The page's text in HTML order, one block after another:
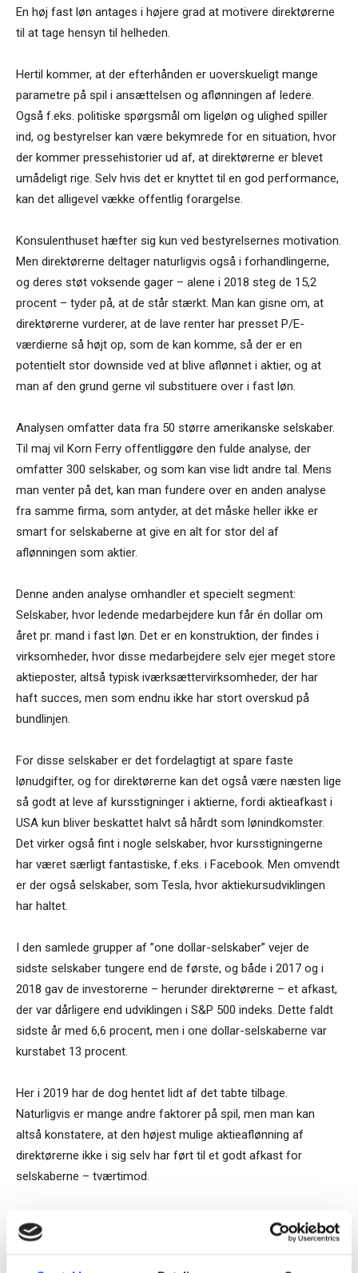
En høj fast løn antages i højere grad at motivere direktørerne
til at tage hensyn til helheden.
Hertil kommer, at der efterhånden er uoverskueligt mange
parametre på spil i ansættelsen og aflønningen af ledere.
Også f.eks. politiske spørgsmål om ligeløn og ulighed spiller
ind, og bestyrelser kan være bekymrede for en situation, hvor
der kommer pressehistorier ud af, at direktørerne er blevet
umådeligt rige. Selv hvis det er knyttet til en god performance,
kan det alligevel vække offentlig forargelse.
Konsulenthuset hæfter sig kun ved bestyrelsernes motivation.
Men direktørerne deltager naturligvis også i forhandlingerne,
og deres støt voksende gager – alene i 2018 steg de 15,2
procent – tyder på, at de står stærkt. Man kan gisne om, at
direktørerne vurderer, at de lave renter har presset P/E-
værdierne så højt op, som de kan komme, så der er en
potentielt stor downside ved at blive aflønnet i aktier, og at
man af den grund gerne vil substituere over i fast løn.
Analysen omfatter data fra 50 større amerikanske selskaber.
Til maj vil Korn Ferry offentliggøre den fulde analyse, der
omfatter 300 selskaber, og som kan vise lidt andre tal. Mens
man venter på det, kan man fundere over en anden analyse
fra samme firma, som antyder, at det måske heller ikke er
smart for selskaberne at give en alt for stor del af
aflønningen som aktier.
Denne anden analyse omhandler et specielt segment:
Selskaber, hvor ledende medarbejdere kun får én dollar om
året pr. mand i fast løn. Det er en konstruktion, der findes i
virksomheder, hvor disse medarbejdere selv ejer meget store
aktieposter, altså typisk iværksættervirksomheder, der har
haft succes, men som endnu ikke har stort overskud på
bundlinjen.
For disse selskaber er det fordelagtigt at spare faste
lønudgifter, og for direktørerne kan det også være næsten lige
så godt at leve af kursstigninger i aktierne, fordi aktieafkast i
USA kun bliver beskattet halvt så hårdt som lønindkomster.
Det virker også fint i nogle selskaber, hvor kursstigningerne
har været særligt fantastiske, f.eks. i Facebook. Men omvendt
er der også selskaber, som Tesla, hvor aktiekursudviklingen
har haltet.
I den samlede grupper af ”one dollar-selskaber” vejer de
sidste selskaber tungere end de første, og både i 2017 og i
2018 gav de investorerne – herunder direktørerne – et afkast,
der var dårligere end udviklingen i S&P 500 indeks. Dette faldt
sidste år med 6,6 procent, men i one dollar-selskaberne var
kurstabet 13 procent.
Her i 2019 har de dog hentet lidt af det tabte tilbage.
Naturligvis er mange andre faktorer på spil, men man kan
altså konstatere, at den højest mulige aktieaflønning af
direktørerne ikke i sig selv har ført til et godt afkast for
selskaberne – tværtimod.